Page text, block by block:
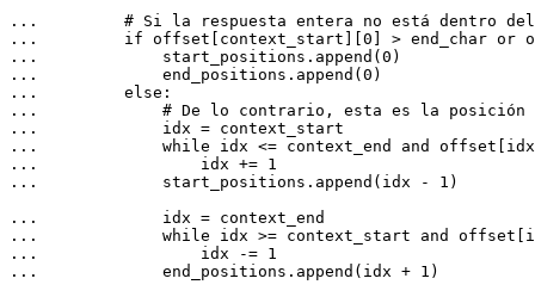
...
# Si la respuesta entera no está dentro
...
if offset[context_start][ 0 ] > end_char or
...
            start_positions.append(
0
...
            end_positions.append(
0
...
else
...
# De lo contrario, esta es la
...
...
while idx <= context_end and
...
                idx +=
1
...
            start_positions.append(idx -
1 )
...
...
while idx >= context_start and
...
                idx -=
1
...
            end_positions.append(idx +
1 )